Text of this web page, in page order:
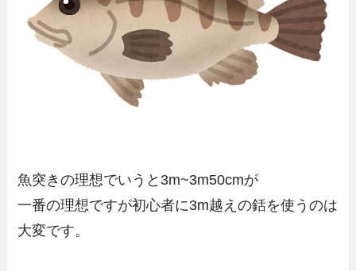
魚突きの理想でいうと3m~3m50cmが
一番の理想ですが初心者に3m越えの銛を使うのは
大変です。